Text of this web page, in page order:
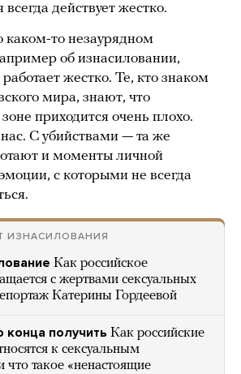
действует жестко.
каком-то незаурядном
об изнасиловании,
жестко. Те, кто знаком
мира, знают, что
приходится очень плохо.
С убийствами — та же
и моменты личной
с которыми не всегда
ИЗНАСИЛОВАНИЯ
Как российское
с жертвами сексуальных
Катерины Гордеевой
конца получить Как российские
к сексуальным
что такое «ненастоящие